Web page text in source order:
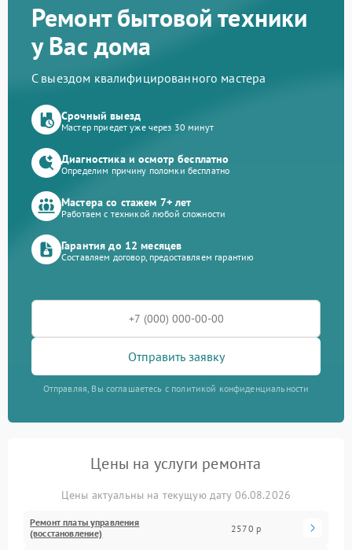
Ремонт бытовой техники
у Вас дома
С выездом квалифицированного мастера
Срочный выезд
Мастер приедет уже через 30 минут
Диагностика и осмотр бесплатно
Определим причину поломки бесплатно
Мастера со стажем 7+ лет
Работаем с техникой любой сложности
Гарантия до 12 месяцев
Составляем договор, предоставляем гарантию
Отправить заявку
Отправляя, Вы соглашаетесь с политикой конфиденциальности
Цены на услуги ремонта
Цены актуальны на текущую дату 06.08.2026
Ремонт платы управления
(восстановление)
2570 р